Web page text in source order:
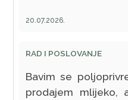
20.07.2026.
RAD I POSLOVANJE
Bavim se
prodajem mlijeko,